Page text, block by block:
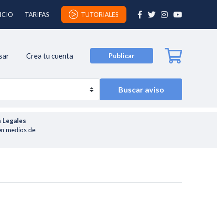
TARIFAS TUTORIALES
Crea tu cuenta Publicar
Buscar aviso
Legales
medios de